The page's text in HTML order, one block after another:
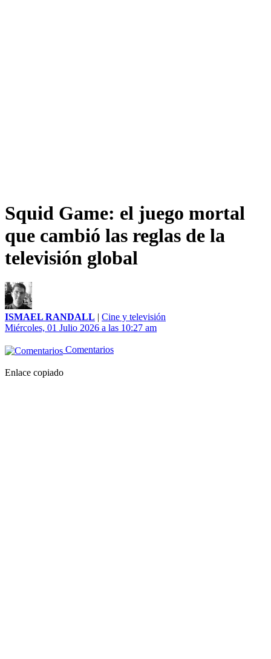
Squid Game: el juego mortal
que cambió las reglas de la
televisión global
ISMAEL RANDALL | Cine y televisión
Miércoles, 01 Julio 2026 a las 10:27 am
Comentarios
Enlace copiado